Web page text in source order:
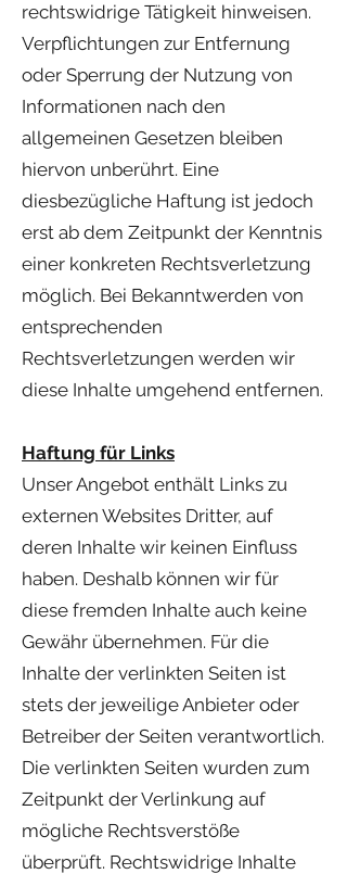
rechtswidrige Tätigkeit hinweisen.
Verpflichtungen zur Entfernung
oder Sperrung der Nutzung von
Informationen nach den
allgemeinen Gesetzen bleiben
hiervon unberührt. Eine
diesbezügliche Haftung ist jedoch
erst ab dem Zeitpunkt der Kenntnis
einer konkreten Rechtsverletzung
möglich. Bei Bekanntwerden von
entsprechenden
Rechtsverletzungen werden wir
diese Inhalte umgehend entfernen.
Haftung für Links
Unser Angebot enthält Links zu
externen Websites Dritter, auf
deren Inhalte wir keinen Einfluss
haben. Deshalb können wir für
diese fremden Inhalte auch keine
Gewähr übernehmen. Für die
Inhalte der verlinkten Seiten ist
stets der jeweilige Anbieter oder
Betreiber der Seiten verantwortlich.
Die verlinkten Seiten wurden zum
Zeitpunkt der Verlinkung auf
mögliche Rechtsverstöße
überprüft. Rechtswidrige Inhalte